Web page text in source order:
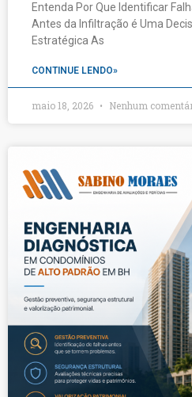
Entenda Por Que Identificar
Antes da Infiltração é Uma
Estratégica As
CONTINUE LENDO»
maio 18, 2026 Nenhum